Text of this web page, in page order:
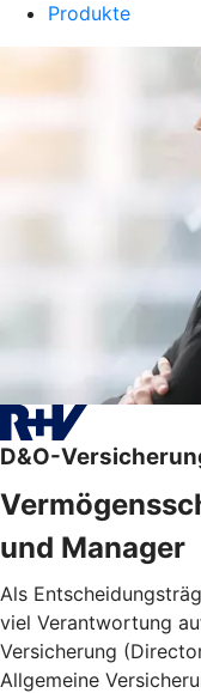
Produkte
D&O-
und Manager
Als
viel Verantwortung
Versicherung
Allgemeine